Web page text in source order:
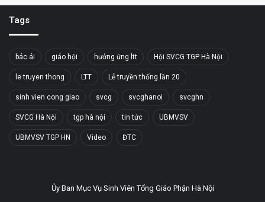
Tags
bác ái giáo hội hưởng ứng ltt Hội SVCG TGP Hà Nội
le truyen thong LTT Lễ truyền thống lần 20
sinh vien cong giao svcg svcghanoi svcghn
SVCG Hà Nội tgp hà nội tin tức UBMVSV
UBMVSV TGP HN Video ĐTC
Ủy Ban Mục Vụ Sinh Viên Tổng Giáo Phận Hà Nội